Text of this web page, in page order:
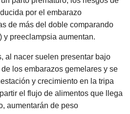
por el embarazo
de más del doble comparando
y preeclampsia aumentan.
al nacer suelen presentar bajo
los embarazos gemelares y se
y crecimiento en la tripa
el flujo de alimentos que llega
aumentarán de peso